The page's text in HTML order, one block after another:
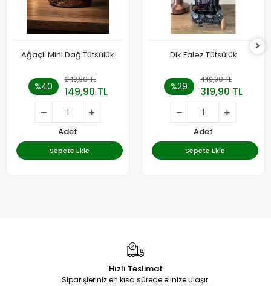
Ağaçlı Mini Dağ Tütsülük
%40
249,90 TL
149,90 TL
Adet
Sepete Ekle
Dik Falez Tütsülük
%29
449,90 TL
319,90 TL
Adet
Sepete Ekle
Hızlı Teslimat
Siparişleriniz en kısa sürede elinize ulaşır.